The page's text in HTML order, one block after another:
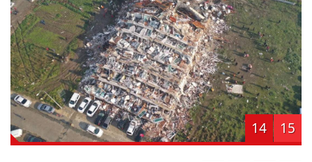
14 15